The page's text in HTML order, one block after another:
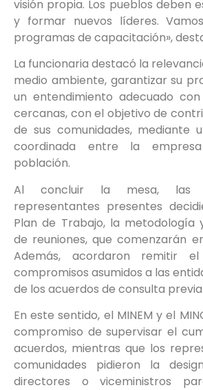
visión propia. Los pueblos deben
y formar nuevos líderes.
programas de capacitación»,
La funcionaria destacó la
medio ambiente, garantizar su
un entendimiento adecuado
cercanas, con el objetivo de
de sus comunidades, mediante
coordinada entre la
población.
Al concluir la mesa, las
representantes presentes
Plan de Trabajo, la metodología
de reuniones, que comenzarán
Además, acordaron remitir
compromisos asumidos a las
de los acuerdos de consulta previa
En este sentido, el MINEM y el
compromiso de supervisar el
acuerdos, mientras que los
comunidades pidieron la
directores o viceministros